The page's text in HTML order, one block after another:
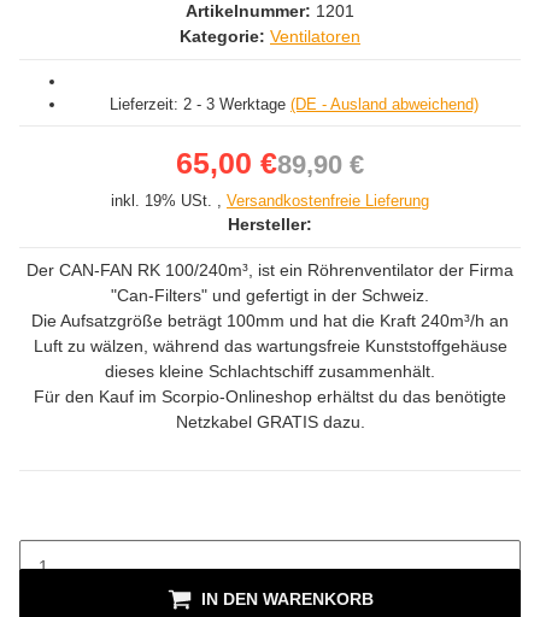
Artikelnummer: 1201
Kategorie: Ventilatoren
Lieferzeit: 2 - 3 Werktage (DE - Ausland abweichend)
65,00 €89,90 €
inkl. 19% USt. , Versandkostenfreie Lieferung
Hersteller:
Der CAN-FAN RK 100/240m³, ist ein Röhrenventilator der Firma
"Can-Filters" und gefertigt in der Schweiz.
Die Aufsatzgröße beträgt 100mm und hat die Kraft 240m³/h an
Luft zu wälzen, während das wartungsfreie Kunststoffgehäuse
dieses kleine Schlachtschiff zusammenhält.
Für den Kauf im Scorpio-Onlineshop erhältst du das benötigte
Netzkabel GRATIS dazu.
IN DEN WARENKORB